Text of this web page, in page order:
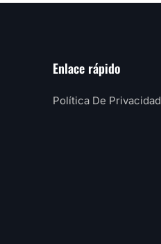
Enlace rápido
Política De Privacidad